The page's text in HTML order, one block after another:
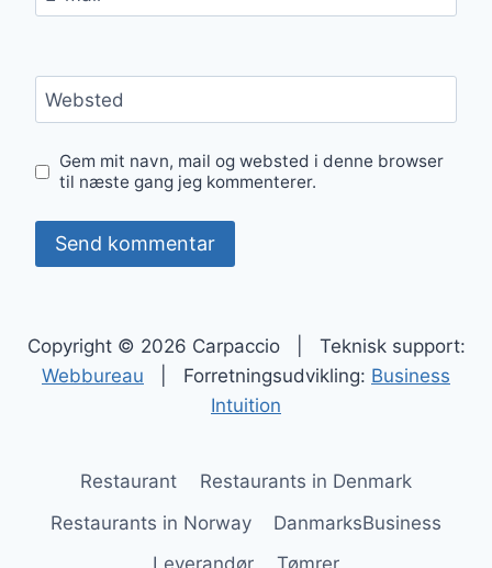
Websted
Gem mit navn, mail og websted i denne browser
til næste gang jeg kommenterer.
Copyright © 2026 Carpaccio | Teknisk support:
Webbureau | Forretningsudvikling: Business
Intuition
Restaurant
Restaurants in Denmark
Restaurants in Norway
DanmarksBusiness
Leverandør
Tømrer